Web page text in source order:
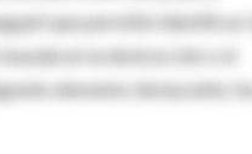
que permitió identificar
en la destrucción o el
elemento destacable,